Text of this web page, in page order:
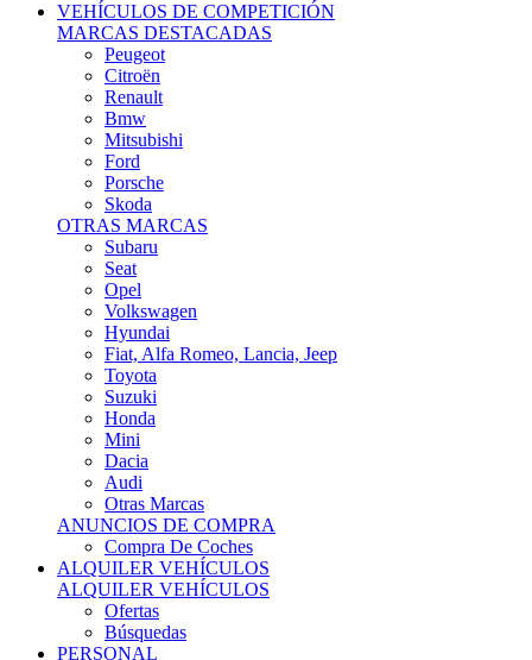
VEHÍCULOS DE COMPETICIÓN
MARCAS DESTACADAS
Peugeot
Citroën
Renault
Bmw
Mitsubishi
Ford
Porsche
Skoda
OTRAS MARCAS
Subaru
Seat
Opel
Volkswagen
Hyundai
Fiat, Alfa Romeo, Lancia, Jeep
Toyota
Suzuki
Honda
Mini
Dacia
Audi
Otras Marcas
ANUNCIOS DE COMPRA
Compra De Coches
ALQUILER VEHÍCULOS
ALQUILER VEHÍCULOS
Ofertas
Búsquedas
PERSONAL